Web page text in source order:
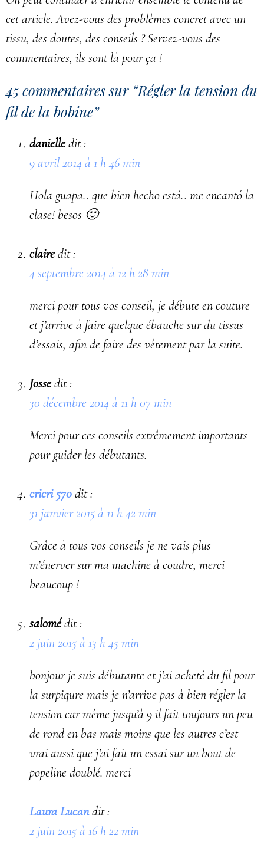
cet article. Avez-vous des problèmes concret avec un
tissu, des doutes, des conseils ? Servez-vous des
commentaires, ils sont là pour ça !
45 commentaires sur “Régler la tension du
fil de la bobine”
danielledit :
9 avril 2014 à 1 h 46 min
Hola guapa.. que bien hecho está.. me encantó la
clase! besos 🙂
clairedit :
4 septembre 2014 à 12 h 28 min
merci pour tous vos conseil, je débute en couture
et j’arrive à faire quelque ébauche sur du tissus
d’essais, afin de faire des vêtement par la suite.
Jossedit :
30 décembre 2014 à 11 h 07 min
Merci pour ces conseils extrêmement importants
pour guider les débutants.
cricri 570dit :
31 janvier 2015 à 11 h 42 min
Grâce à tous vos conseils je ne vais plus
m’énerver sur ma machine à coudre, merci
beaucoup !
salomédit :
2 juin 2015 à 13 h 45 min
bonjour je suis débutante et j’ai acheté du fil pour
la surpiqure mais je n’arrive pas à bien régler la
tension car même jusqu’à 9 il fait toujours un peu
de rond en bas mais moins que les autres c’est
vrai aussi que j’ai fait un essai sur un bout de
popeline doublé. merci
Laura Lucandit :
2 juin 2015 à 16 h 22 min